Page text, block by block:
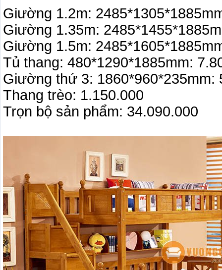
Giường 1.2m:
Giường 1.35m:
Giường 1.5m:
Tủ thang: 480*1290*1885mm:
Giường thứ 3: 1860*960*235mm:
Thang trèo: 1.150.000
Trọn bộ sản phẩm: 34.090.000